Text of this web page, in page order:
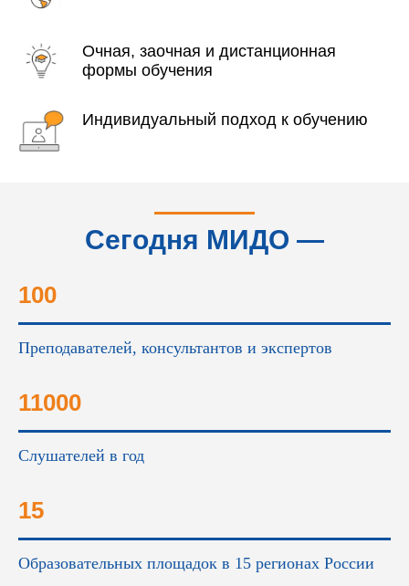
Очная, заочная и дистанционная
формы обучения
Индивидуальный подход к обучению
Сегодня МИДО —
100
Преподавателей, консультантов и экспертов
11000
Слушателей в год
15
Образовательных площадок в 15 регионах России